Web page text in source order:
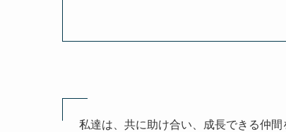
私達は、共に助け合い、成長できる仲間